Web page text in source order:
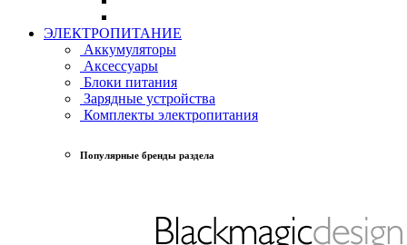
ЭЛЕКТРОПИТАНИЕ
Аккумуляторы
Аксессуары
Блоки питания
Зарядные устройства
Комплекты электропитания
Популярные бренды раздела